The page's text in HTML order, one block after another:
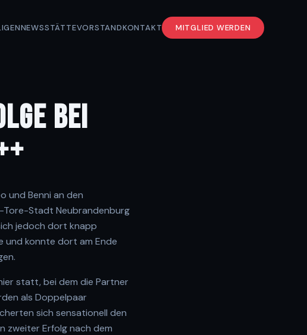
NEWSSTÄTTEVORSTANDKONTAKT MITGLIED WERDEN
BEI
und Benni an den
Tore-Stadt Neubrandenburg
jedoch dort knapp
und konnte dort am Ende
statt, bei dem die Partner
als Doppelpaar
sich sensationell den
zweiter Erfolg nach dem